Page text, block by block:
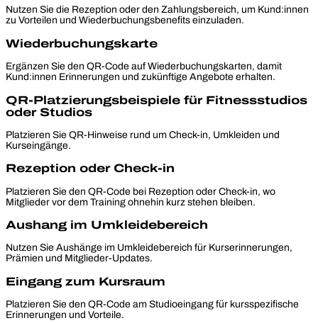
Nutzen Sie die Rezeption oder den Zahlungsbereich, um Kund:innen
zu Vorteilen und Wiederbuchungsbenefits einzuladen.
Wiederbuchungskarte
Ergänzen Sie den QR-Code auf Wiederbuchungskarten, damit
Kund:innen Erinnerungen und zukünftige Angebote erhalten.
QR-Platzierungsbeispiele für Fitnessstudios
oder Studios
Platzieren Sie QR-Hinweise rund um Check-in, Umkleiden und
Kurseingänge.
Rezeption oder Check-in
Platzieren Sie den QR-Code bei Rezeption oder Check-in, wo
Mitglieder vor dem Training ohnehin kurz stehen bleiben.
Aushang im Umkleidebereich
Nutzen Sie Aushänge im Umkleidebereich für Kurserinnerungen,
Prämien und Mitglieder-Updates.
Eingang zum Kursraum
Platzieren Sie den QR-Code am Studioeingang für kursspezifische
Erinnerungen und Vorteile.